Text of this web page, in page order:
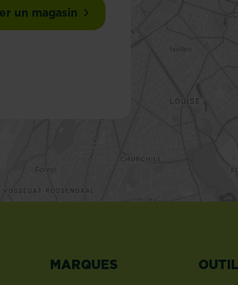
un magasin
MARQUES